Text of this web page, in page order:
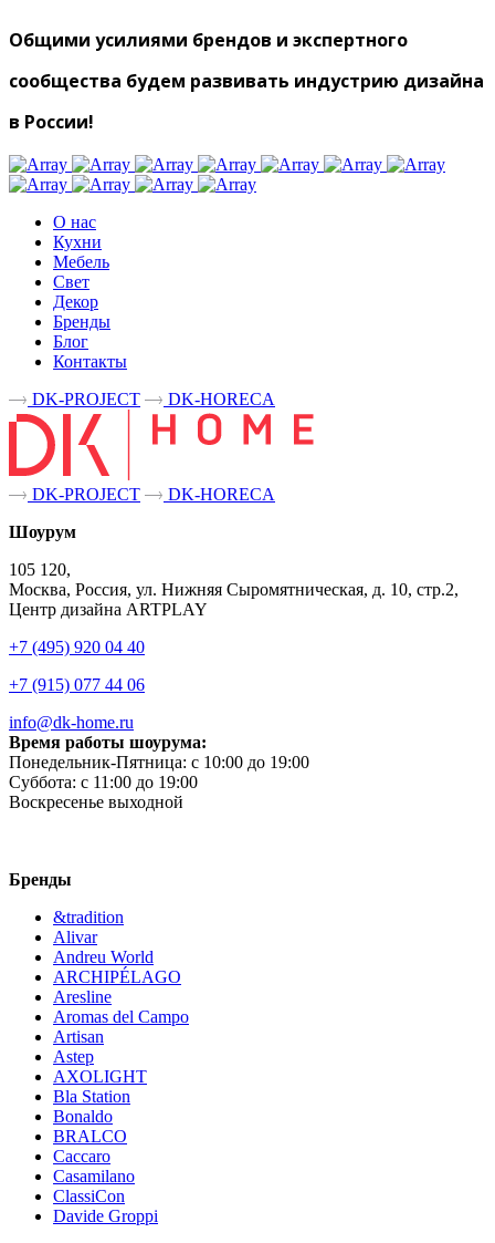
Общими усилиями брендов и экспертного
сообщества будем развивать индустрию дизайна
в России!
О нас
Кухни
Мебель
Свет
Декор
Бренды
Блог
Контакты
DK-PROJECT
DK-HORECA
DK-PROJECT
DK-HORECA
Шоурум
105 120,
Москва, Россия, ул. Нижняя Сыромятническая, д. 10, стр.2,
Центр дизайна ARTPLAY
+7 (495) 920 04 40
+7 (915) 077 44 06
info@dk-home.ru
Время работы шоурума:
Понедельник-Пятница: c 10:00 до 19:00
Суббота: c 11:00 до 19:00
Воскресенье выходной
Бренды
&tradition
Alivar
Andreu World
ARCHIPÉLAGO
Aresline
Aromas del Campo
Artisan
Astep
AXOLIGHT
Bla Station
Bonaldo
BRALCO
Caccaro
Casamilano
ClassiCon
Davide Groppi